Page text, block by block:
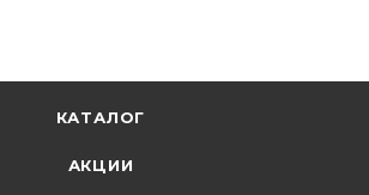
КАТАЛОГ
АКЦИИ